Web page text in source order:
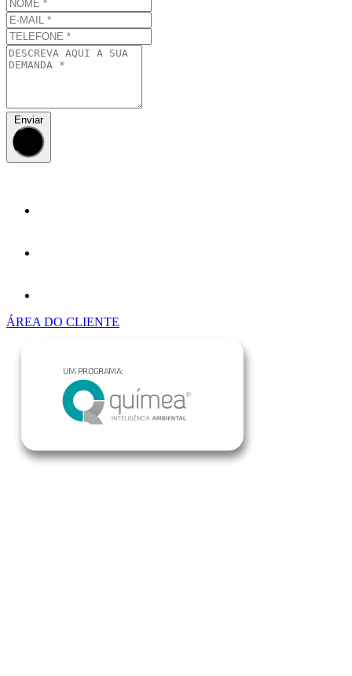
Enviar
ÁREA DO CLIENTE